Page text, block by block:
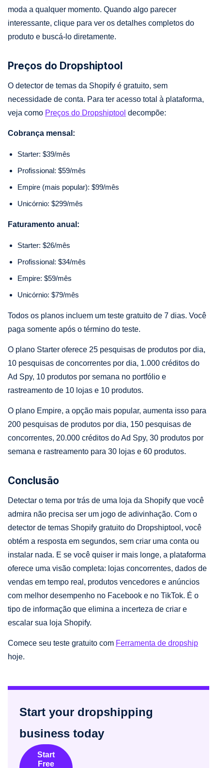
moda a qualquer momento. Quando algo parecer
interessante, clique para ver os detalhes completos do
produto e buscá-lo diretamente.
Preços do Dropshiptool
O detector de temas da Shopify é gratuito, sem
necessidade de conta. Para ter acesso total à plataforma,
veja como Preços do Dropshiptool decompõe:
Cobrança mensal:
Starter: $39/mês
Profissional: $59/mês
Empire (mais popular): $99/mês
Unicórnio: $299/mês
Faturamento anual:
Starter: $26/mês
Profissional: $34/mês
Empire: $59/mês
Unicórnio: $79/mês
Todos os planos incluem um teste gratuito de 7 dias. Você
paga somente após o término do teste.
O plano Starter oferece 25 pesquisas de produtos por dia,
10 pesquisas de concorrentes por dia, 1.000 créditos do
Ad Spy, 10 produtos por semana no portfólio e
rastreamento de 10 lojas e 10 produtos.
O plano Empire, a opção mais popular, aumenta isso para
200 pesquisas de produtos por dia, 150 pesquisas de
concorrentes, 20.000 créditos do Ad Spy, 30 produtos por
semana e rastreamento para 30 lojas e 60 produtos.
Conclusão
Detectar o tema por trás de uma loja da Shopify que você
admira não precisa ser um jogo de adivinhação. Com o
detector de temas Shopify gratuito do Dropshiptool, você
obtém a resposta em segundos, sem criar uma conta ou
instalar nada. E se você quiser ir mais longe, a plataforma
oferece uma visão completa: lojas concorrentes, dados de
vendas em tempo real, produtos vencedores e anúncios
com melhor desempenho no Facebook e no TikTok. É o
tipo de informação que elimina a incerteza de criar e
escalar sua loja Shopify.
Comece seu teste gratuito com Ferramenta de dropship
hoje.
Start your dropshipping
business today
Start
Free